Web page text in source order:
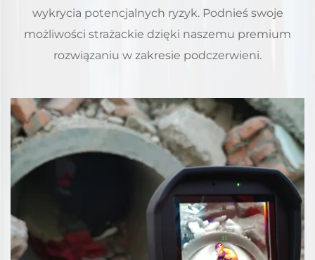
wykrycia potencjalnych ryzyk. Podnieś swoje
możliwości strażackie dzięki naszemu premium
rozwiązaniu w zakresie podczerwieni.